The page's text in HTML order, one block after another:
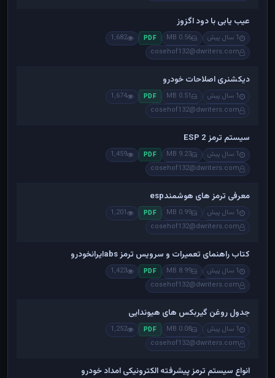
عیب یابی با دود اگزوز
1 سال پیش 0.56 MB
PDF
1,682
cosehof132@dwriters.com
دیکشنری اصلاحات خودرو
1 سال پیش 0.51 MB
PDF
1,674
cosehof132@dwriters.com
سیستم ترمز ESP 2
1 سال پیش 9.23 MB
PDF
1,459
cosehof132@dwriters.com
معرفی ترمز های هوشمندesp
1 سال پیش 0.99 MB
PDF
1,201
cosehof132@dwriters.com
کتاب راهنمای تعمیرات و سرویس ترمز absایرانخودرو
1 سال پیش 8.99 MB
PDF
1,423
cosehof132@dwriters.com
جدول روغن گیربکس های هیوندایی
1 سال پیش 0.08 MB
PDF
1,252
cosehof132@dwriters.com
انواع سیستم ترمز پیشرفته الکترونیکی امداد خودرو